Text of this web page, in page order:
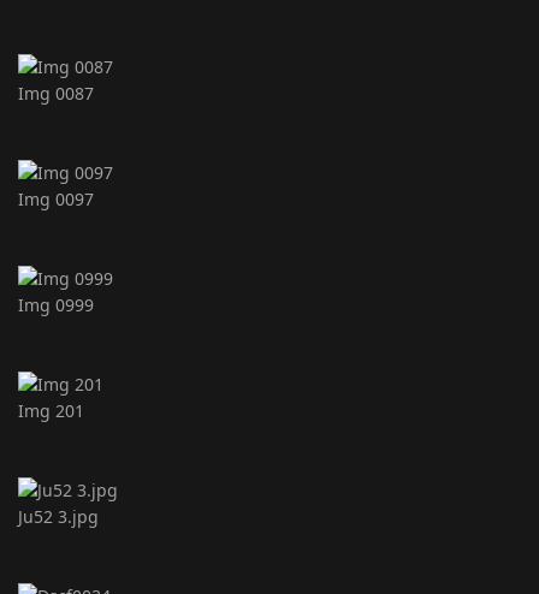
Img 0087
Img 0097
Img 0999
Img 201
Ju52 3.jpg